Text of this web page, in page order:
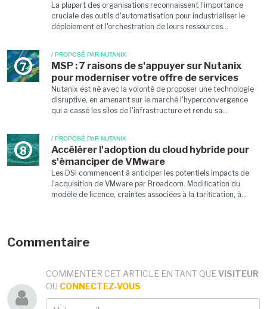
La plupart des organisations reconnaissent l'importance
cruciale des outils d'automatisation pour industrialiser le
déploiement et l'orchestration de leurs ressources...
7
/ PROPOSÉ PAR NUTANIX
MSP : 7 raisons de s'appuyer sur Nutanix
pour moderniser votre offre de services
Nutanix est né avec la volonté de proposer une technologie
disruptive, en amenant sur le marché l'hyperconvergence
qui a cassé les silos de l'infrastructure et rendu sa...
8
/ PROPOSÉ PAR NUTANIX
Accélérer l'adoption du cloud hybride pour
s'émanciper de VMware
Les DSI commencent à anticiper les potentiels impacts de
l'acquisition de VMware par Broadcom. Modification du
modèle de licence, craintes associées à la tarification, à...
Commentaire
COMMENTER CET ARTICLE EN TANT QUE VISITEUR
OU CONNECTEZ-VOUS